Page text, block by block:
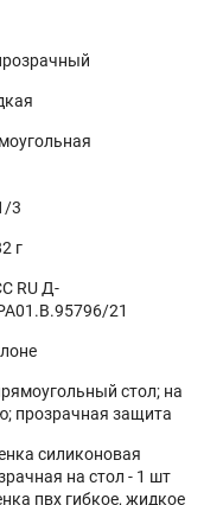
от воды и
мрамор,
3
г
RU Д-
21
стол; на
прозрачная защита
силиконовая
на стол - 1 шт
пвх гибкое, жидкое